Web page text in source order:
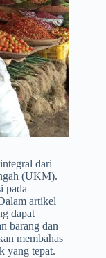
dari
(UKM).
pada
artikel
dapat
barang dan
membahas
yang tepat.